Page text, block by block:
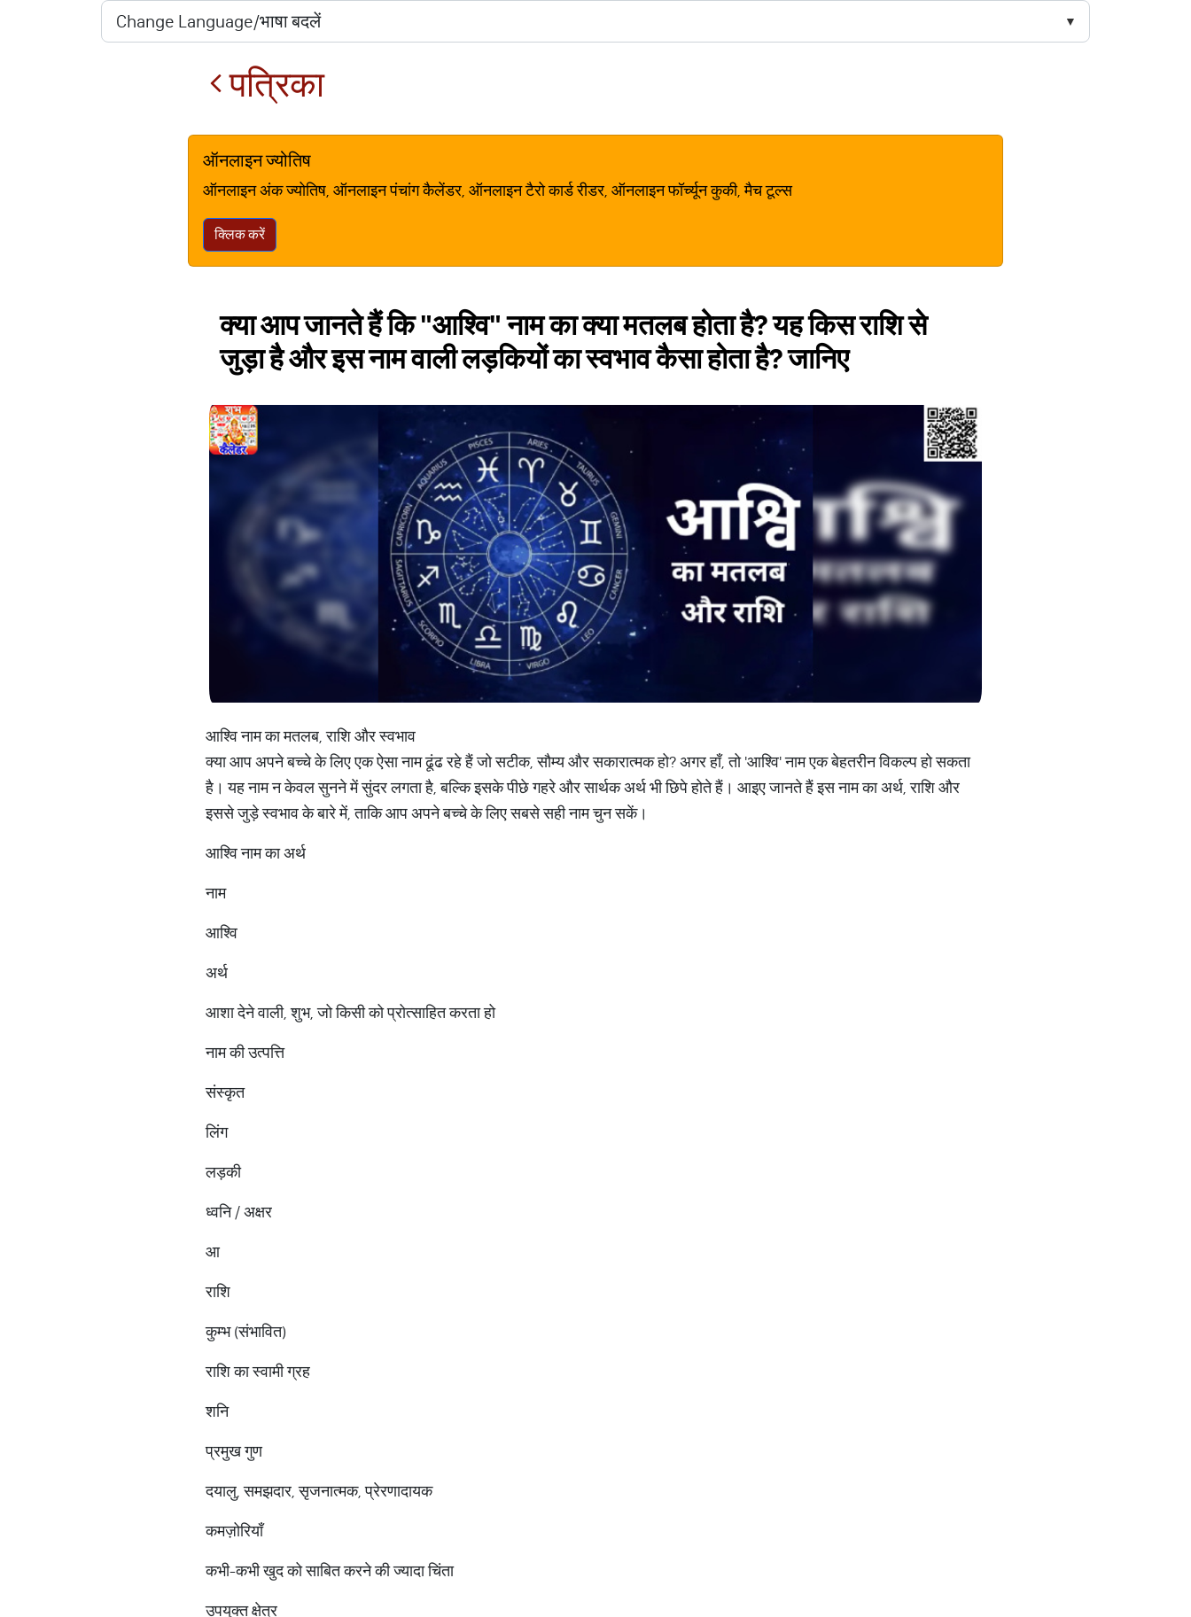
पत्रिका
ऑनलाइन ज्योतिष
ऑनलाइन अंक ज्योतिष, ऑनलाइन पंचांग कैलेंडर, ऑनलाइन टैरो कार्ड रीडर, ऑनलाइन फॉर्च्यून कुकी, मैच टूल्स
क्लिक करें
क्या आप जानते हैं कि "आश्वि" नाम का क्या मतलब होता है? यह किस राशि से
जुड़ा है और इस नाम वाली लड़कियों का स्वभाव कैसा होता है? जानिए
आश्वि नाम का मतलब, राशि और स्वभाव
क्या आप अपने बच्चे के लिए एक ऐसा नाम ढूंढ रहे हैं जो सटीक, सौम्य और सकारात्मक हो? अगर हाँ, तो 'आश्वि' नाम एक बेहतरीन विकल्प हो सकता
है। यह नाम न केवल सुनने में सुंदर लगता है, बल्कि इसके पीछे गहरे और सार्थक अर्थ भी छिपे होते हैं। आइए जानते हैं इस नाम का अर्थ, राशि और
इससे जुड़े स्वभाव के बारे में, ताकि आप अपने बच्चे के लिए सबसे सही नाम चुन सकें।
आश्वि नाम का अर्थ
नाम
आश्वि
अर्थ
आशा देने वाली, शुभ, जो किसी को प्रोत्साहित करता हो
नाम की उत्पत्ति
संस्कृत
लिंग
लड़की
ध्वनि / अक्षर
आ
राशि
कुम्भ (संभावित)
राशि का स्वामी ग्रह
शनि
प्रमुख गुण
दयालु, समझदार, सृजनात्मक, प्रेरणादायक
कमज़ोरियाँ
कभी-कभी खुद को साबित करने की ज्यादा चिंता
उपयुक्त क्षेत्र